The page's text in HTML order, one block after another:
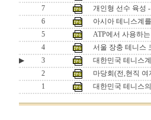
7
개인형 선수 육성
6
아시아 테니스계
5
ATP에서 사용하
4
서울 장충 테니스
▶
3
대한민국 테니스
2
마당회(전,현직
1
대한민국 테니스